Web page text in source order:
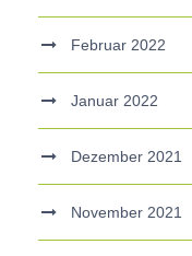
Februar 2022
Januar 2022
Dezember 2021
November 2021